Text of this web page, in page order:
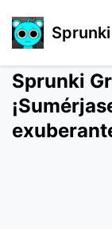
Sprunki